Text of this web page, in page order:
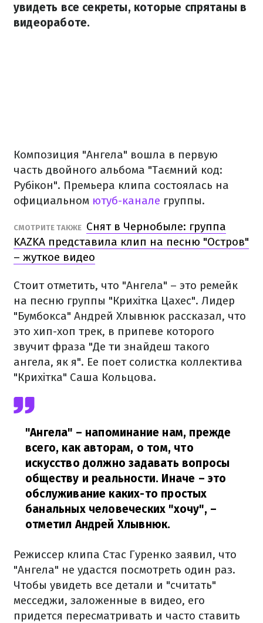
увидеть все секреты, которые спрятаны в
видеоработе.
Композиция "Ангела" вошла в первую
часть двойного альбома "Таємний код:
Рубікон". Премьера клипа состоялась на
официальном ютуб-канале группы.
СМОТРИТЕ ТАКЖЕ Снят в Чернобыле: группа
KAZKA представила клип на песню "Остров"
– жуткое видео
Стоит отметить, что "Ангела" – это ремейк
на песню группы "Крихітка Цахес". Лидер
"Бумбокса" Андрей Хлывнюк рассказал, что
это хип-хоп трек, в припеве которого
звучит фраза "Де ти знайдеш такого
ангела, як я". Ее поет солистка коллектива
"Крихітка" Саша Кольцова.
"Ангела" – напоминание нам, прежде
всего, как авторам, о том, что
искусство должно задавать вопросы
обществу и реальности. Иначе – это
обслуживание каких-то простых
банальных человеческих "хочу", –
отметил Андрей Хлывнюк.
Режиссер клипа Стас Гуренко заявил, что
"Ангела" не удастся посмотреть один раз.
Чтобы увидеть все детали и "считать"
месседжи, заложенные в видео, его
придется пересматривать и часто ставить